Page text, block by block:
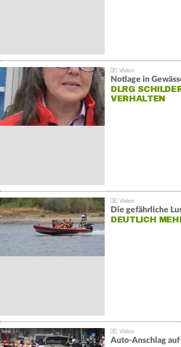
Notlage in
DLRG
VERHALTEN
Die gefährliche
DEUTLICH